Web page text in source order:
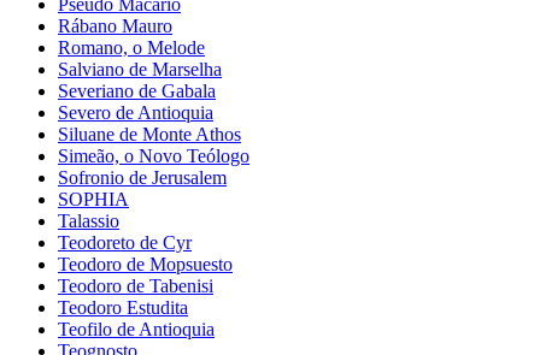
Rábano Mauro
Romano, o Melode
Salviano de Marselha
Severiano de Gabala
Severo de Antioquia
Siluane de Monte Athos
Simeão, o Novo Teólogo
Sofronio de Jerusalem
SOPHIA
Talassio
Teodoreto de Cyr
Teodoro de Mopsuesto
Teodoro de Tabenisi
Teodoro Estudita
Teofilo de Antioquia
Teognosto